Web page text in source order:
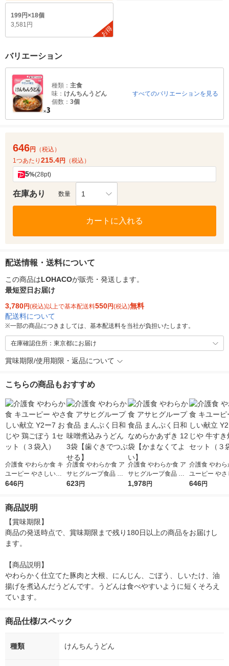
199円×18個
3,581円
お得
バリエーション
種類： 主食
味： けんちんうどん
個数： 3個
すべてのバリエーションを見る
646円
（税込）
1つあたり 215.4円 （税込）
5%(28pt)
在庫あり 数量 1
カートに入れる
配送情報・送料について
この商品はLOHACOが販売・発送します。
最短翌日お届け
3,780円(税込)以上で基本配送料550円(税込)無料
配送料について
※一部の商品につきましては、基本配送料を当社が負担いたします。
在庫確認住所：東京都にお届け
賞味期限/使用期限・返品について
こちらの商品もおすすめ
介護食 やわらか食 キ
ユーピー やさしい献
立 Y2ー7 おじや 鶏ご
646円
介護食 やわらか食 ア
サヒグループ食品 ま
んぷく日和 味噌煮込
623円
介護食 やわらか食 ア
サヒグループ食品 ま
んぷく日和 なめらか
1,978円
介護食 やわら
ユーピー やさ
立 Y2ー5 お
646円
商品説明
【賞味期限】
商品の発送時点で、賞味期限まで残り180日以上の商品をお届けし
ます。
【商品説明】
やわらかく仕立てた豚肉と大根、にんじん、ごぼう、しいたけ、油
揚げを煮込んだうどんです。うどんは食べやすいように短くそろえ
ています。
商品仕様/スペック
種類 けんちんうどん